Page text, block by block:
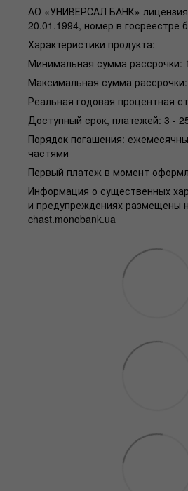
АО «УНИВЕРСАЛ БАНК»
20.01.1994, номер в госреестре
Характеристики продукта:
Минимальная сумма рассрочки:
Максимальная сумма
Реальная годовая процентная
Доступный срок, платежей: 3 -
Порядок погашения:
частями
Первый платеж в момент
Информация о существенных
и предупреждениях размещены
chast.monobank.ua